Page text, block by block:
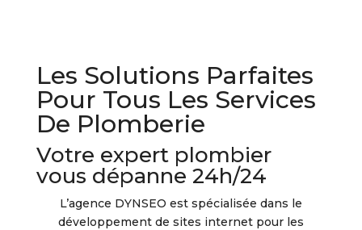
Les Solutions Parfaites
Pour Tous Les Services
De Plomberie
Votre expert plombier
vous dépanne 24h/24
L’agence DYNSEO est spécialisée dans le
développement de sites internet pour les